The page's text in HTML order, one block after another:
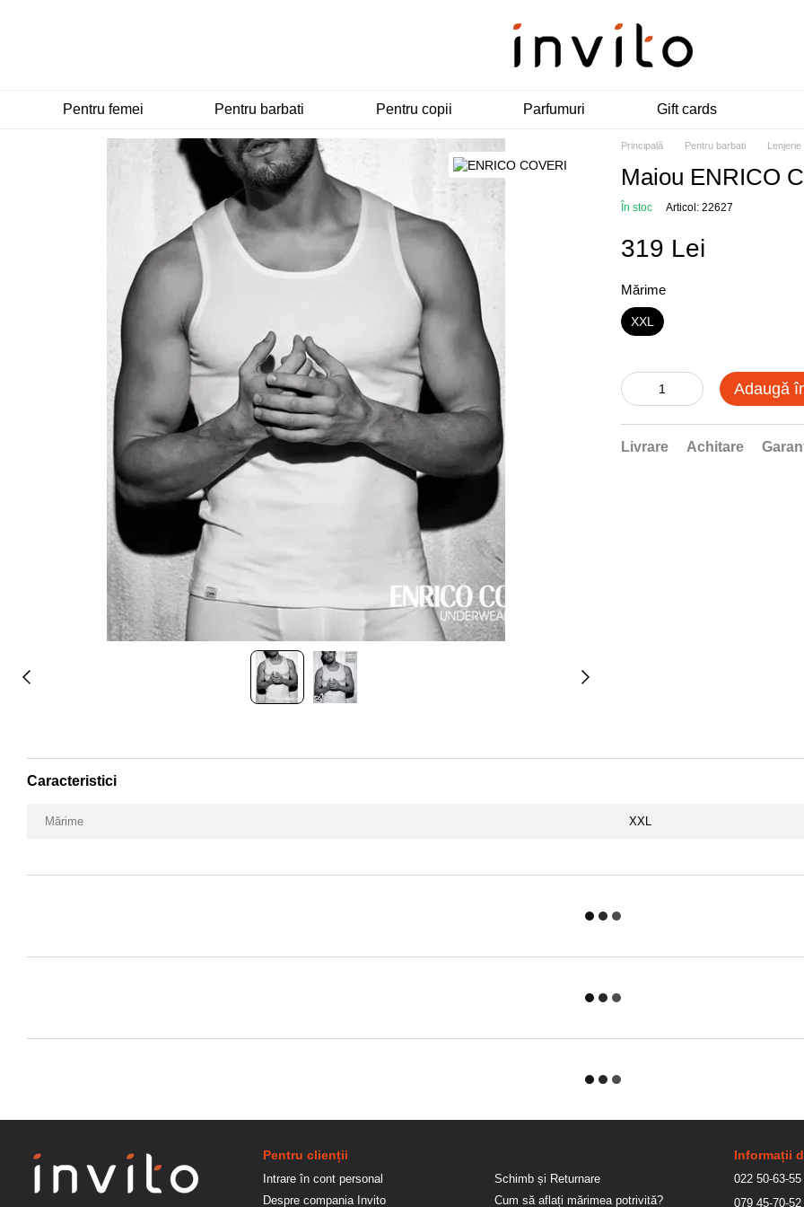
Pentru femei Pentru barbati Pentru copii Parfumuri Gift cards
Principală Pentru barbati
Maiou ENRICO
În stoc Articol: 22627
319 Lei
Mărime
XXL
Adaugă
Livrare Achitare
Caracteristici
Mărime XXL
Pentru clienții
Intrare în cont personal
Despre compania Invito
Schimb și Returnare
Cum să aflați mărimea potrivită?
Informații
022 50-63-55
079 45-70-52